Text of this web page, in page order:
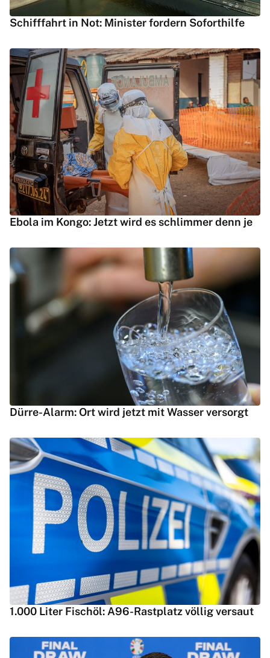
Schifffahrt in Not: Minister fordern Soforthilfe
Ebola im Kongo: Jetzt wird es schlimmer denn je
Dürre-Alarm: Ort wird jetzt mit Wasser versorgt
1.000 Liter Fischöl: A96-Rastplatz völlig versaut